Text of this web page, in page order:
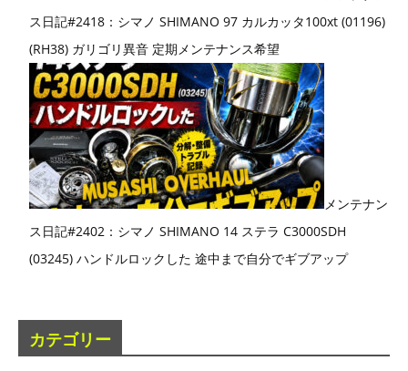
ス日記#2418：シマノ SHIMANO 97 カルカッタ100xt (01196)
(RH38) ガリゴリ異音 定期メンテナンス希望
メンテナン
ス日記#2402：シマノ SHIMANO 14 ステラ C3000SDH
(03245) ハンドルロックした 途中まで自分でギブアップ
カテゴリー